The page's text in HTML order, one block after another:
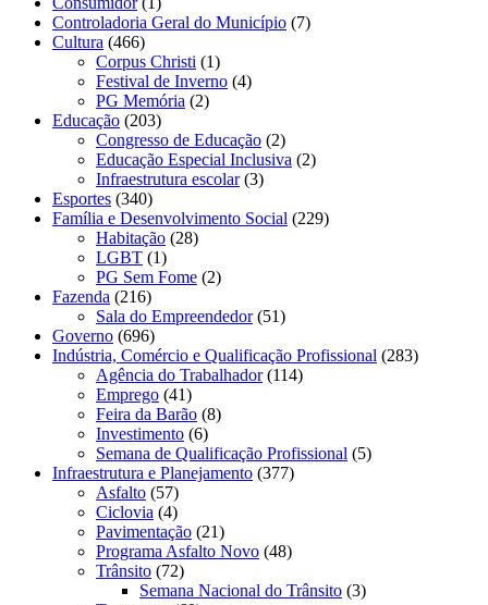
Controladoria Geral do Município (7)
Cultura (466)
Corpus Christi (1)
Festival de Inverno (4)
PG Memória (2)
Educação (203)
Congresso de Educação (2)
Educação Especial Inclusiva (2)
Infraestrutura escolar(3)
Esportes (340)
Família e Desenvolvimento Social (229)
Habitação (28)
LGBT (1)
PG Sem Fome (2)
Fazenda (216)
Sala do Empreendedor(51)
Governo (696)
Indústria, Comércio e Qualificação Profissional (283)
Agência do Trabalhador(114)
Emprego (41)
Feira da Barão (8)
Investimento (6)
Semana de Qualificação Profissional (5)
Infraestrutura e Planejamento (377)
Asfalto (57)
Ciclovia (4)
Pavimentação (21)
Programa Asfalto Novo (48)
Trânsito (72)
Semana Nacional do Trânsito (3)